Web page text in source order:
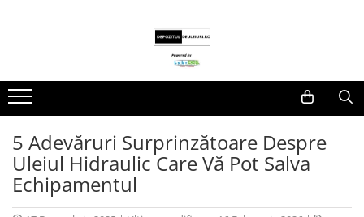
Ulei de motor
Fluide transmisie/UTTO
5 Adevăruri Surprinzătoare Despre
Uleiul Hidraulic Care Vă Pot Salva
Echipamentul